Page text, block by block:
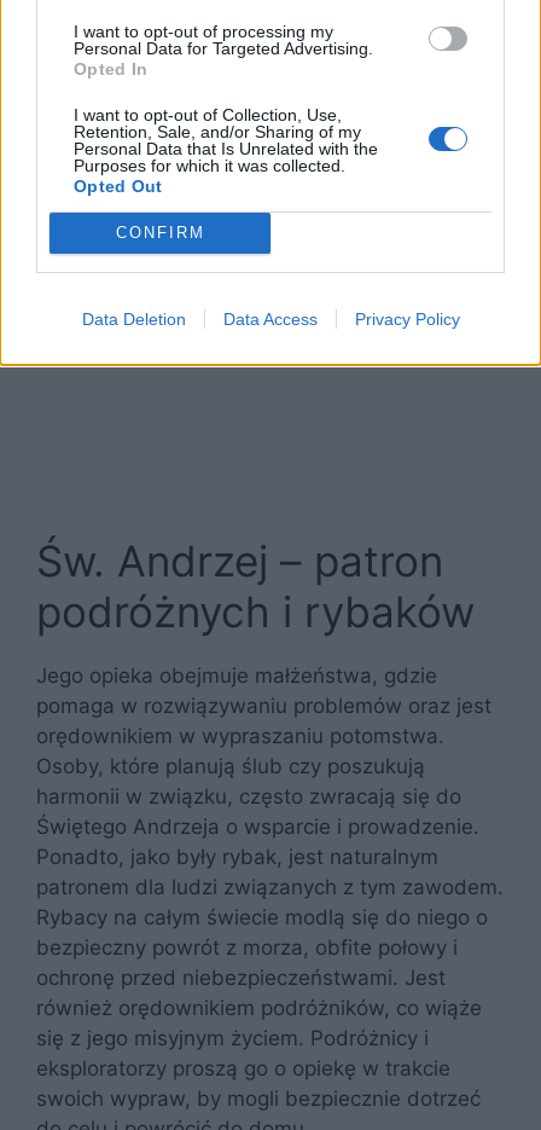
I want to opt-out of processing my
Personal Data for Targeted Advertising.
Opted In
I want to opt-out of Collection, Use,
Retention, Sale, and/or Sharing of my
Personal Data that Is Unrelated with the
Purposes for which it was collected.
Opted Out
CONFIRM
Data Deletion Data Access Privacy Policy
Św. Andrzej – patron
podróżnych i rybaków
Jego opieka obejmuje małżeństwa, gdzie
pomaga w rozwiązywaniu problemów oraz jest
orędownikiem w wypraszaniu potomstwa.
Osoby, które planują ślub czy poszukują
harmonii w związku, często zwracają się do
Świętego Andrzeja o wsparcie i prowadzenie.
Ponadto, jako były rybak, jest naturalnym
patronem dla ludzi związanych z tym zawodem.
Rybacy na całym świecie modlą się do niego o
bezpieczny powrót z morza, obfite połowy i
ochronę przed niebezpieczeństwami. Jest
również orędownikiem podróżników, co wiąże
się z jego misyjnym życiem. Podróżnicy i
eksploratorzy proszą go o opiekę w trakcie
swoich wypraw, by mogli bezpiecznie dotrzeć